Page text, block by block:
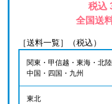
税込
全国送
［送料一覧］（税込）
関東・甲信越・東海・北
中国・四国・九州
東北